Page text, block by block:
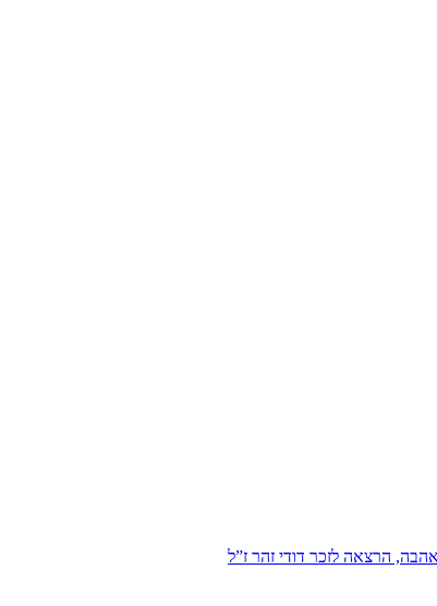
הרצאה לזכר דודי זהר ז”ל